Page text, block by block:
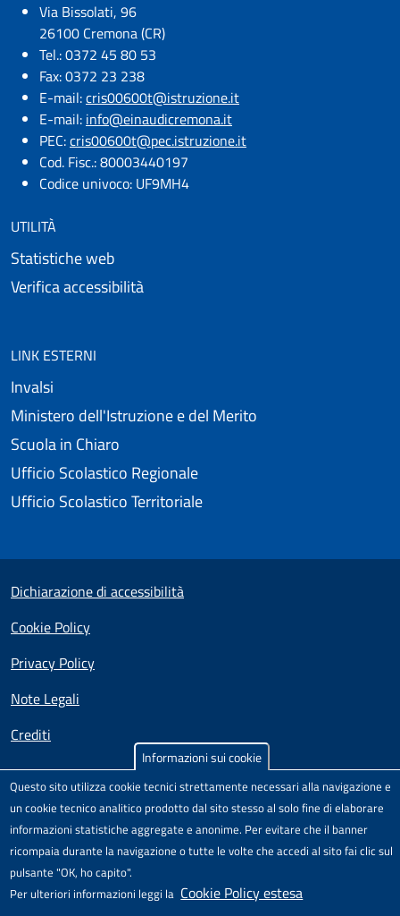
Informazioni sui cookie
Questo sito utilizza cookie tecnici strettamente necessari alla navigazione e
un cookie tecnico analitico prodotto dal sito stesso al solo fine di elaborare
informazioni statistiche aggregate e anonime. Per evitare che il banner
ricompaia durante la navigazione o tutte le volte che accedi al sito fai clic sul
pulsante "OK, ho capito".
Per ulteriori informazioni leggi la Cookie Policy estesa
Via Bissolati, 96
26100 Cremona (CR)
Tel.: 0372 45 80 53
Fax: 0372 23 238
E-mail:cris00600t@istruzione.it
E-mail:​ info@einaudicremona.it
PEC:cris00600t@pec.istruzione.it
Cod. Fisc.: 80003440197
Codice univoco: UF9MH4
UTILITÀ
Statistiche web
Verifica accessibilità
LINK ESTERNI
Invalsi
Ministero dell'Istruzione e del Merito
Scuola in Chiaro
Ufficio Scolastico Regionale
Ufficio Scolastico Territoriale
Small prints
Dichiarazione di accessibilità
Cookie Policy
Privacy Policy
Note Legali
Crediti
TestSito realizzato e distribuito da Porte Aperte sul Web,
Comunità di pratica per l'accessibilità dei siti scolastici,
nell'ambito del Progetto "Un CMS per la scuola" .
Il modello di sito è rilasciato sotto licenza
Attribuzione-Non
commerciale-Condividi allo stesso modo 4.0 Unported
di
Creative Commons.